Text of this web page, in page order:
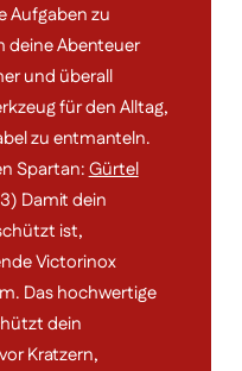
Aufgaben zu
deine Abenteuer
und überall
für den Alltag,
zu entmanteln.
Spartan:Gürtel
Damit dein
ist,
Victorinox
Das hochwertige
dein
Kratzern,